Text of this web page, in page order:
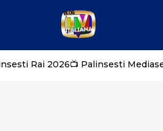
Rai 2026📺 Palinsesti